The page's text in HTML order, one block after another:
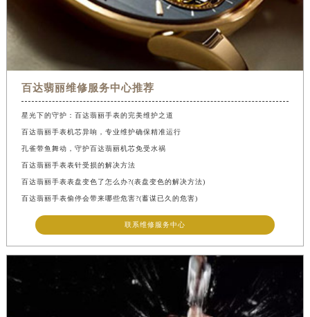
百达翡丽维修服务中心推荐
星光下的守护：百达翡丽手表的完美维护之道
百达翡丽手表机芯异响，专业维护确保精准运行
孔雀带鱼舞动，守护百达翡丽机芯免受水祸
百达翡丽手表表针受损的解决方法
百达翡丽手表表盘变色了怎么办?(表盘变色的解决方法)
百达翡丽手表偷停会带来哪些危害?(蓄谋已久的危害)
联系维修服务中心